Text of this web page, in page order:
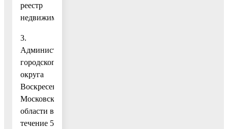
реестр
недвижимости.
3.
Администрации
городского
округа
Воскресенск
Московской
области в
течение 5